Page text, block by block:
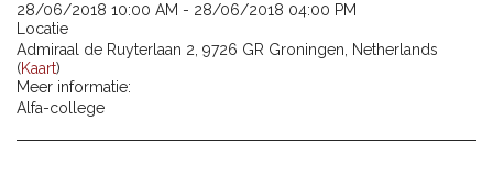
28/06/2018 10:00 AM - 28/06/2018 04:00 PM
Locatie
Admiraal de Ruyterlaan 2, 9726 GR Groningen, Netherlands
(Kaart)
Meer informatie:
Alfa-college